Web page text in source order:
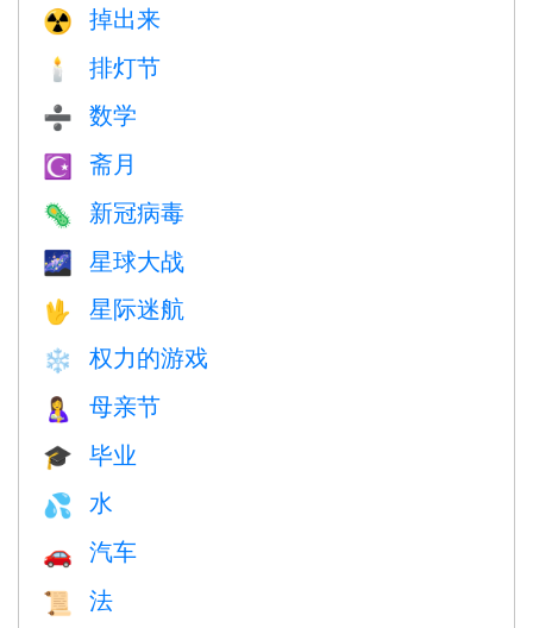
☢️ 掉出来
🕯 排灯节
➗ 数学
☪️ 斋月
🦠 新冠病毒
🌌 星球大战
🖖 星际迷航
❄️ 权力的游戏
🤱 母亲节
🎓 毕业
💦 水
🚗 汽车
📜 法